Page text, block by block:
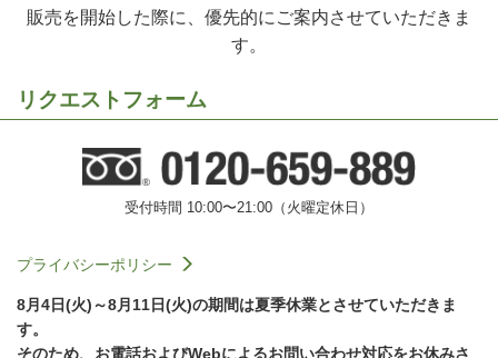
販売を開始した際に、優先的にご案内させていただきま
す。
リクエストフォーム
受付時間 10:00〜21:00（火曜定休日）
プライバシーポリシー
8月4日(火)～8月11日(火)の期間は夏季休業とさせていただきま
す。
そのため、お電話およびWebによるお問い合わせ対応をお休みさ